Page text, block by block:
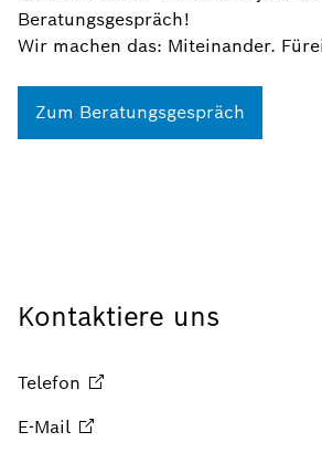
Beratungsgespräch!
Wir machen das: Miteinander.
Zum Beratungsgespräch
Kontaktiere uns
Telefon
E-Mail